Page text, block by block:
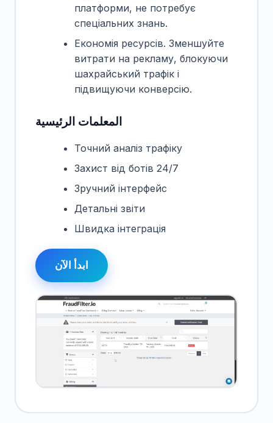
платформи, не потребує
спеціальних знань.
Економія ресурсів. Зменшуйте
витрати на рекламу, блокуючи
шахрайський трафік і
підвищуючи конверсію.
المعلمات الرئيسية
Точний аналіз трафіку
Захист від ботів 24/7
Зручний інтерфейс
Детальні звіти
Швидка інтеграція
ابدأ الآن